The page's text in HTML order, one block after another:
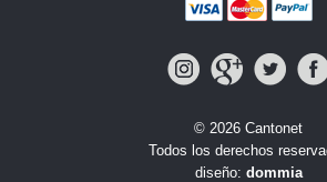
© 2026 Cantonet
Todos los derechos
diseño: dommia